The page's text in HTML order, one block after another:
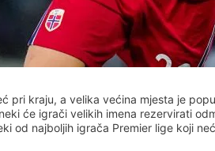
pri kraju, a velika većina mjesta je
će igrači velikih imena rezervirati
od najboljih igrača Premier lige koji